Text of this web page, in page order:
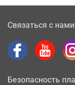
Связаться с нами
Безопасность